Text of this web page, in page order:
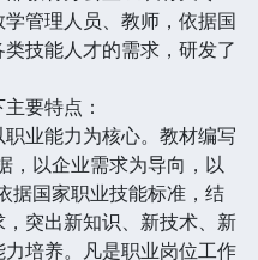
管理人员、教师，依据国
技能人才的需求，研发了
要特点：
业能力为核心。教材编写
，以企业需求为导向，以
据国家职业技能标准，结
突出新知识、新技术、新
培养。凡是职业岗位工作